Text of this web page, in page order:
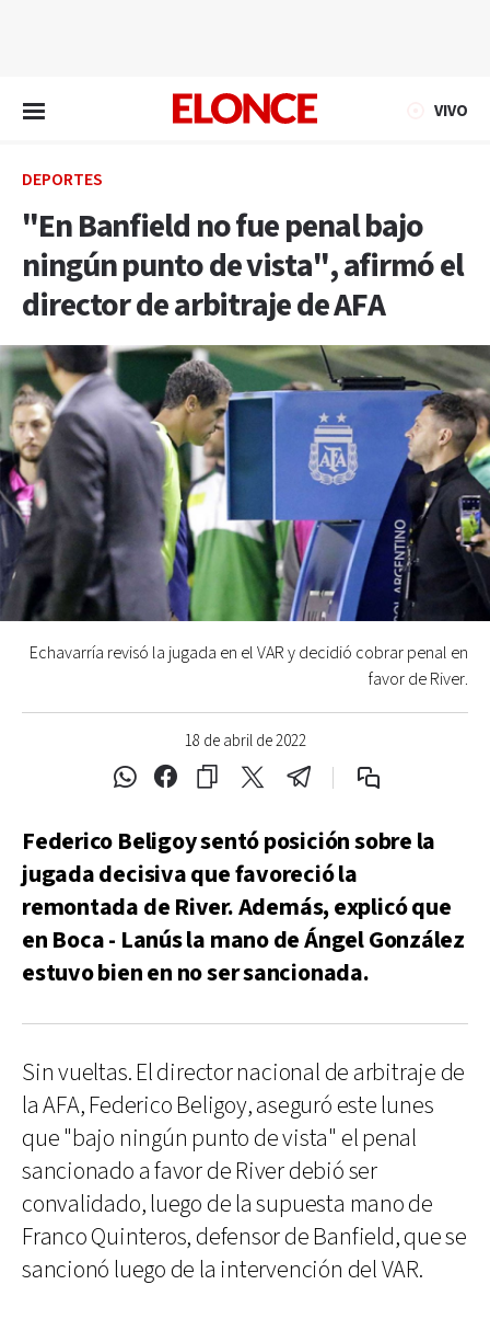
VIVO
DEPORTES
"En Banfield no fue penal bajo
ningún punto de vista", afirmó el
director de arbitraje de AFA
18 de abril de 2022
Echavarría revisó la jugada en el VAR y decidió cobrar penal en
favor de River.
Federico Beligoy sentó posición sobre la
jugada decisiva que favoreció la
remontada de River. Además, explicó que
en Boca - Lanús la mano de Ángel González
estuvo bien en no ser sancionada.
Sin vueltas. El director nacional de arbitraje de
la AFA, Federico Beligoy, aseguró este lunes
que "bajo ningún punto de vista" el penal
sancionado a favor de River debió ser
convalidado, luego de la supuesta mano de
Franco Quinteros, defensor de Banfield, que se
sancionó luego de la intervención del VAR.